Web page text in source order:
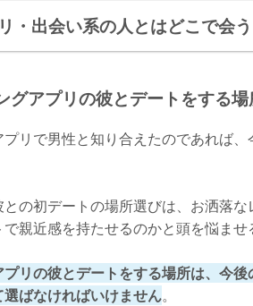
しなくていい！
・出会い系の人とはどこで会
グアプリの彼とデートをする場
リで男性と知り合えたのであれば
の初デートの場所選びは、お洒落な
親近感を持たせるのかと頭を悩ませ
リの彼とデートをする場所は、今
ばなければいけません。